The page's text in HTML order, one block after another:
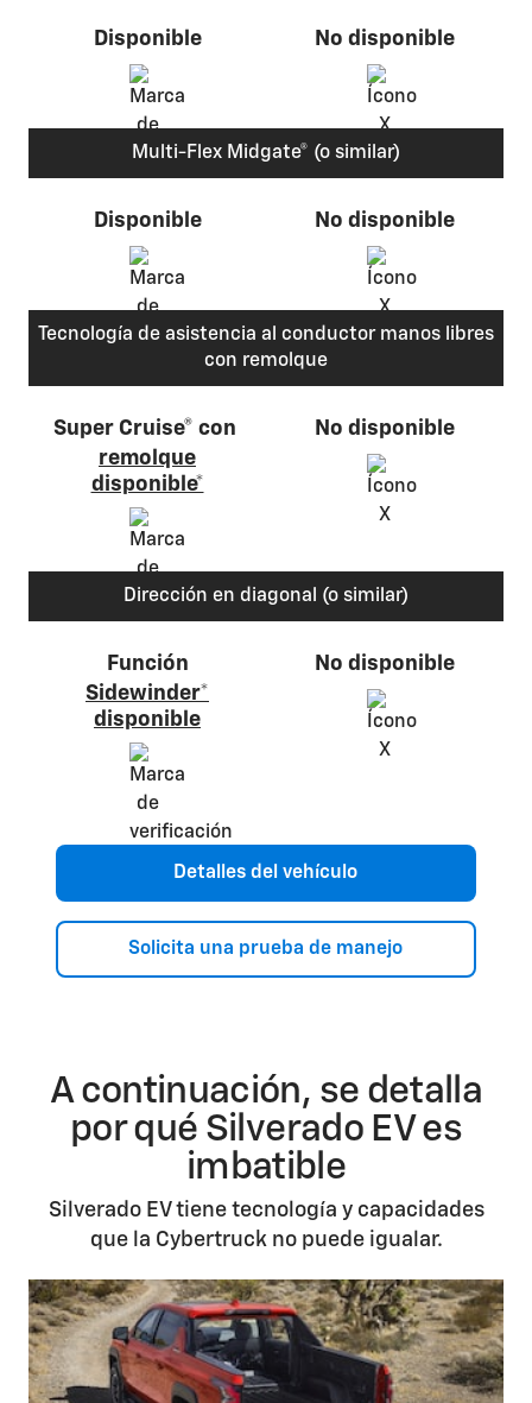
Disponible No disponible
Multi-Flex Midgate® (o similar)
Disponible No disponible
Tecnología de asistencia al conductor manos libres
con remolque
Super Cruise® con
remolque
disponible*
No disponible
Dirección en diagonal (o similar)
Función
Sidewinder*
disponible
No disponible
Detalles del vehículo
Solicita una prueba de manejo
A continuación, se detalla
por qué Silverado EV es
imbatible
Silverado EV tiene tecnología y capacidades
que la Cybertruck no puede igualar.